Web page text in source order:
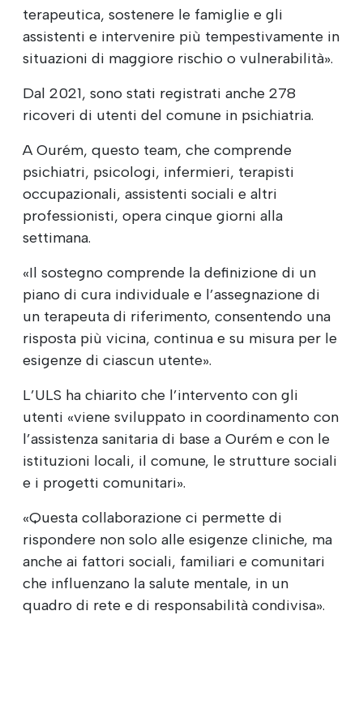
terapeutica, sostenere le famiglie e gli
assistenti e intervenire più tempestivamente in
situazioni di maggiore rischio o vulnerabilità».
Dal 2021, sono stati registrati anche 278
ricoveri di utenti del comune in psichiatria.
A Ourém, questo team, che comprende
psichiatri, psicologi, infermieri, terapisti
occupazionali, assistenti sociali e altri
professionisti, opera cinque giorni alla
settimana.
«Il sostegno comprende la definizione di un
piano di cura individuale e l’assegnazione di
un terapeuta di riferimento, consentendo una
risposta più vicina, continua e su misura per le
esigenze di ciascun utente».
L’ULS ha chiarito che l’intervento con gli
utenti «viene sviluppato in coordinamento con
l’assistenza sanitaria di base a Ourém e con le
istituzioni locali, il comune, le strutture sociali
e i progetti comunitari».
«Questa collaborazione ci permette di
rispondere non solo alle esigenze cliniche, ma
anche ai fattori sociali, familiari e comunitari
che influenzano la salute mentale, in un
quadro di rete e di responsabilità condivisa».